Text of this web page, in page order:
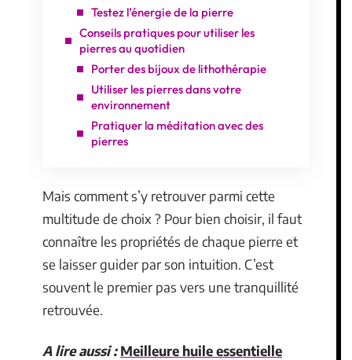
Testez l’énergie de la pierre
Conseils pratiques pour utiliser les
pierres au quotidien
Porter des bijoux de lithothérapie
Utiliser les pierres dans votre
environnement
Pratiquer la méditation avec des
pierres
Mais comment s’y retrouver parmi cette
multitude de choix ? Pour bien choisir, il faut
connaître les propriétés de chaque pierre et
se laisser guider par son intuition. C’est
souvent le premier pas vers une tranquillité
retrouvée.
A lire aussi : Meilleure huile essentielle